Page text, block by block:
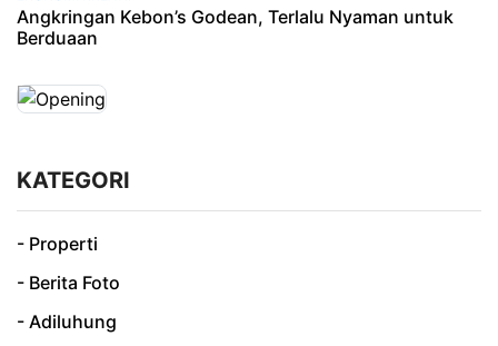
Angkringan Kebon’s Godean, Terlalu Nyaman untuk
Berduaan
KATEGORI
- Properti
- Berita Foto
- Adiluhung